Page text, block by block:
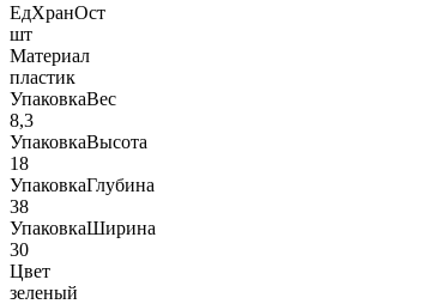
ЕдХранОст
шт
Материал
пластик
УпаковкаВес
8,3
УпаковкаВысота
18
УпаковкаГлубина
38
УпаковкаШирина
30
Цвет
зеленый